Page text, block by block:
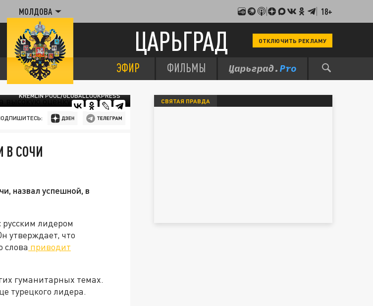
МОЛДОВА 18+
ЦАРЬГРАД ОТКЛЮЧИТЬ РЕКЛАМУ
ЭФИР ФИЛЬМЫ
KREMLIN POOL/GLOBALLOOKPRESS
В СОЧИ
назвал успешной, в
лидером
утверждает, что
слова приводит
гуманитарных темах.
турецкого лидера.
СВЯТАЯ ПРАВДА